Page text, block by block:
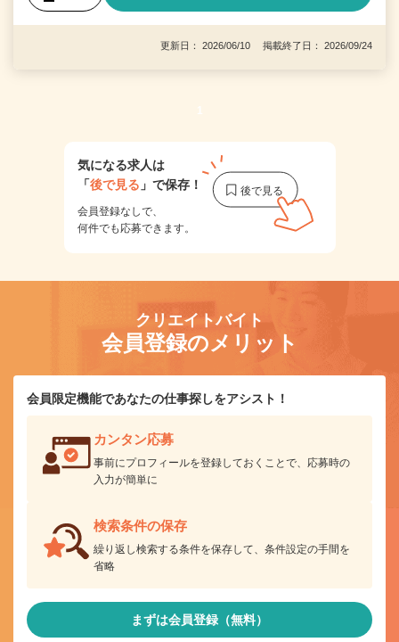
更新日： 2026/06/10 掲載終了日： 2026/09/24
1
気になる求人は
「後で見る 」で保存！
会員登録なしで、
何件でも応募できます。
クリエイトバイト
会員登録のメリット
会員限定機能であなたの仕事探しをアシスト！
カンタン応募
事前にプロフィールを登録しておくことで、応募時の
入力が簡単に
検索条件の保存
繰り返し検索する条件を保存して、条件設定の手間を
省略
まずは会員登録（無料）